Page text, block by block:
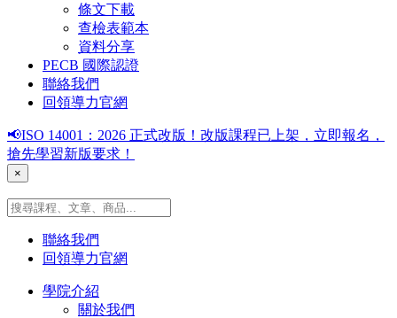
條文下載
查檢表範本
資料分享
PECB 國際認證
聯絡我們
回領導力官網
📢ISO 14001：2026 正式改版！改版課程已上架，立即報名，
搶先學習新版要求！
×
聯絡我們
回領導力官網
學院介紹
關於我們